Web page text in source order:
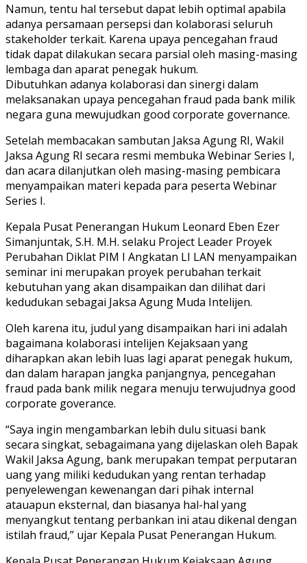
Namun, tentu hal tersebut dapat lebih optimal apabila
adanya persamaan persepsi dan kolaborasi seluruh
stakeholder terkait. Karena upaya pencegahan fraud
tidak dapat dilakukan secara parsial oleh masing-masing
lembaga dan aparat penegak hukum.
Dibutuhkan adanya kolaborasi dan sinergi dalam
melaksanakan upaya pencegahan fraud pada bank milik
negara guna mewujudkan good corporate governance.
Setelah membacakan sambutan Jaksa Agung RI, Wakil
Jaksa Agung RI secara resmi membuka Webinar Series I,
dan acara dilanjutkan oleh masing-masing pembicara
menyampaikan materi kepada para peserta Webinar
Series I.
Kepala Pusat Penerangan Hukum Leonard Eben Ezer
Simanjuntak, S.H. M.H. selaku Project Leader Proyek
Perubahan Diklat PIM I Angkatan LI LAN menyampaikan
seminar ini merupakan proyek perubahan terkait
kebutuhan yang akan disampaikan dan dilihat dari
kedudukan sebagai Jaksa Agung Muda Intelijen.
Oleh karena itu, judul yang disampaikan hari ini adalah
bagaimana kolaborasi intelijen Kejaksaan yang
diharapkan akan lebih luas lagi aparat penegak hukum,
dan dalam harapan jangka panjangnya, pencegahan
fraud pada bank milik negara menuju terwujudnya good
corporate goverance.
“Saya ingin mengambarkan lebih dulu situasi bank
secara singkat, sebagaimana yang dijelaskan oleh Bapak
Wakil Jaksa Agung, bank merupakan tempat perputaran
uang yang miliki kedudukan yang rentan terhadap
penyelewengan kewenangan dari pihak internal
atauapun eksternal, dan biasanya hal-hal yang
menyangkut tentang perbankan ini atau dikenal dengan
istilah fraud,” ujar Kepala Pusat Penerangan Hukum.